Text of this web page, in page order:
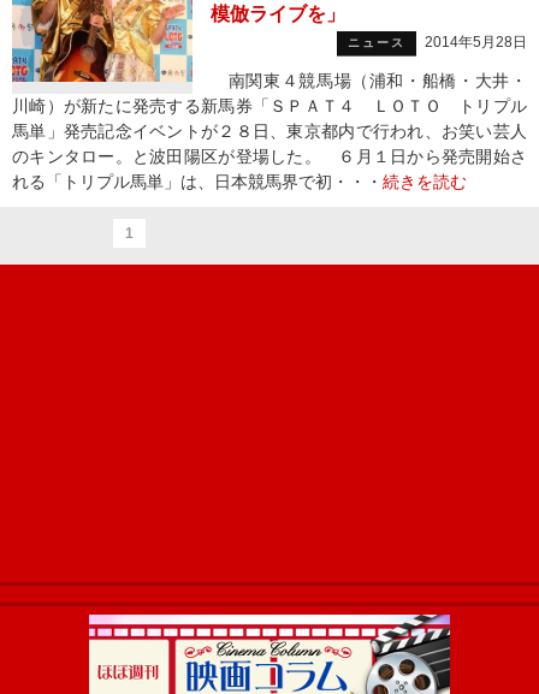
模倣ライブを」
ニュース 2014年5月28日
南関東４競馬場（浦和・船橋・大井・
川崎）が新たに発売する新馬券「ＳＰＡＴ４ ＬＯＴＯ トリプル
馬単」発売記念イベントが２８日、東京都内で行われ、お笑い芸人
のキンタロー。と波田陽区が登場した。 ６月１日から発売開始さ
れる「トリプル馬単」は、日本競馬界で初・・・ 続きを読む
1